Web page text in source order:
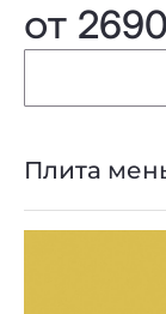
от
Плита